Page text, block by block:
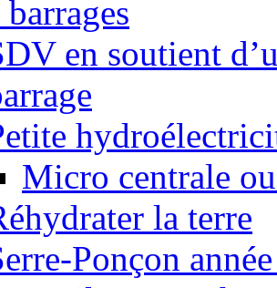
en soutient
Micro centrale
la terre
Ponçon